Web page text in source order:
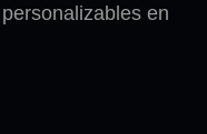
en